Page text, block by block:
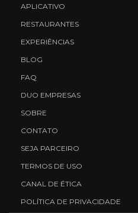
APLICATIVO
RESTAURANTES
EXPERIÊNCIAS
BLOG
FAQ
DUO EMPRESAS
SOBRE
CONTATO
SEJA PARCEIRO
TERMOS DE USO
CANAL DE ÉTICA
POLÍTICA DE PRIVACIDADE